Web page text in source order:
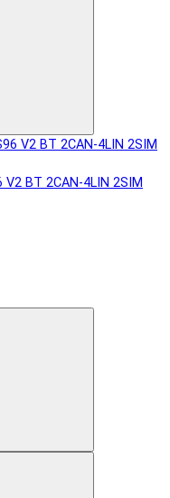
BT 2CAN-4LIN 2SIM